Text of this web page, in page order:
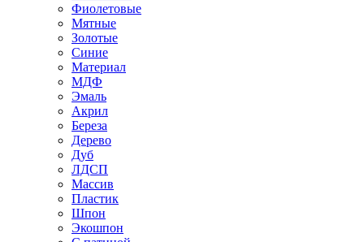
Фиолетовые
Мятные
Золотые
Синие
Материал
МДФ
Эмаль
Акрил
Береза
Дерево
Дуб
ЛДСП
Массив
Пластик
Шпон
Экошпон